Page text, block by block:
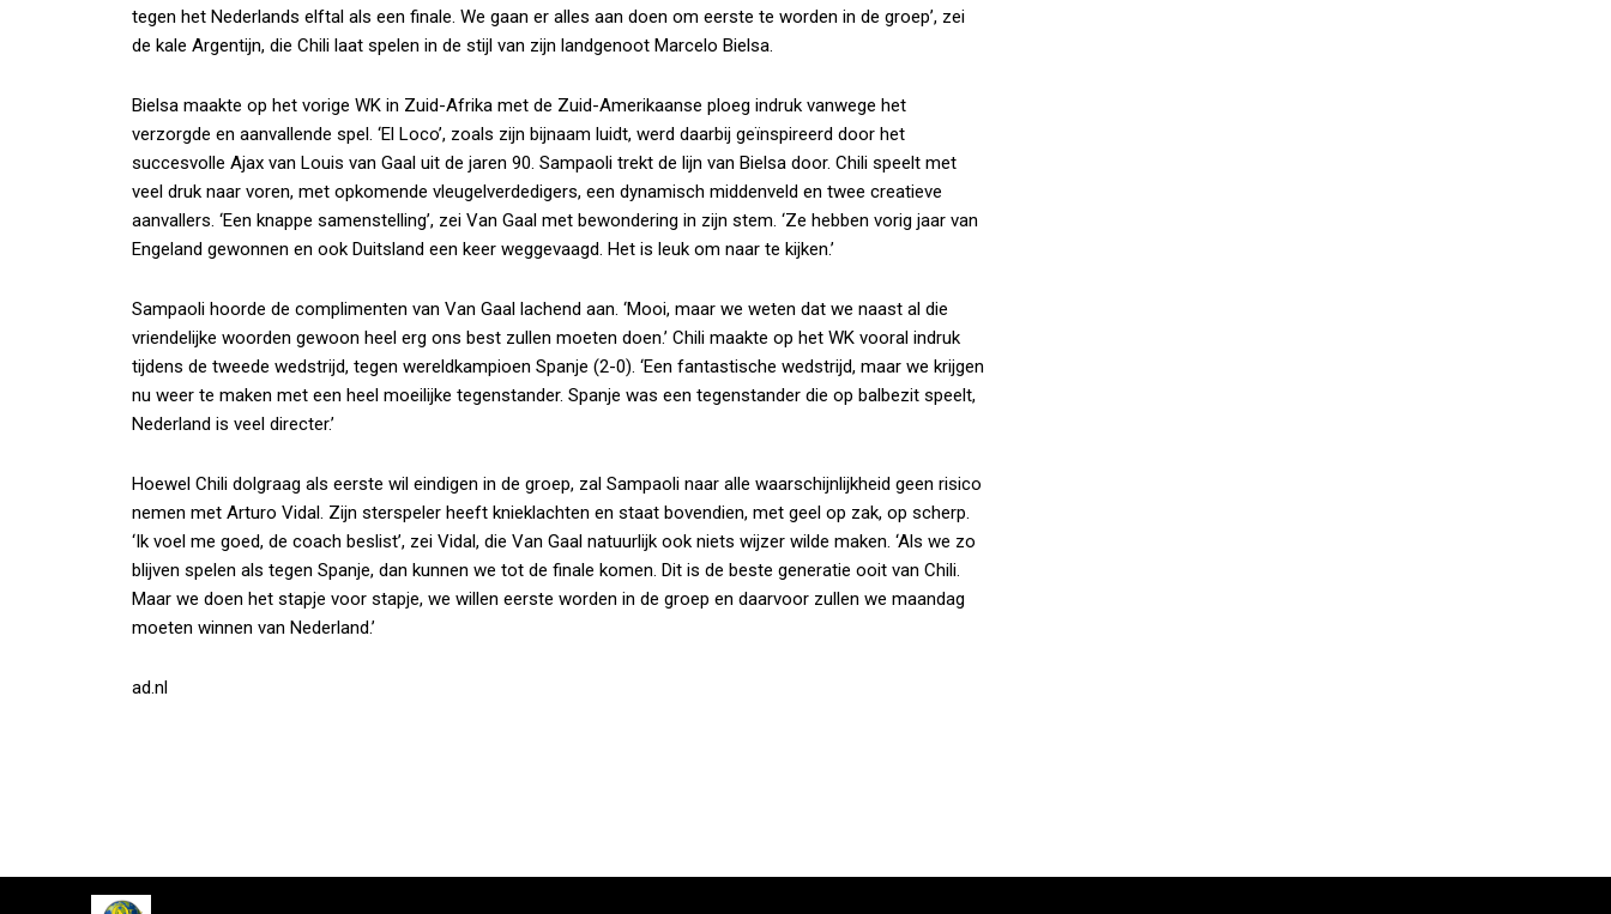
tegen het Nederlands elftal als een finale. We gaan er alles aan doen om eerste te worden in de groep’, zei
de kale Argentijn, die Chili laat spelen in de stijl van zijn landgenoot Marcelo Bielsa.
Bielsa maakte op het vorige WK in Zuid-Afrika met de Zuid-Amerikaanse ploeg indruk vanwege het
verzorgde en aanvallende spel. ‘El Loco’, zoals zijn bijnaam luidt, werd daarbij geïnspireerd door het
succesvolle Ajax van Louis van Gaal uit de jaren 90. Sampaoli trekt de lijn van Bielsa door. Chili speelt met
veel druk naar voren, met opkomende vleugelverdedigers, een dynamisch middenveld en twee creatieve
aanvallers. ‘Een knappe samenstelling’, zei Van Gaal met bewondering in zijn stem. ‘Ze hebben vorig jaar van
Engeland gewonnen en ook Duitsland een keer weggevaagd. Het is leuk om naar te kijken.’
Sampaoli hoorde de complimenten van Van Gaal lachend aan. ‘Mooi, maar we weten dat we naast al die
vriendelijke woorden gewoon heel erg ons best zullen moeten doen.’ Chili maakte op het WK vooral indruk
tijdens de tweede wedstrijd, tegen wereldkampioen Spanje (2-0). ‘Een fantastische wedstrijd, maar we krijgen
nu weer te maken met een heel moeilijke tegenstander. Spanje was een tegenstander die op balbezit speelt,
Nederland is veel directer.’
Hoewel Chili dolgraag als eerste wil eindigen in de groep, zal Sampaoli naar alle waarschijnlijkheid geen risico
nemen met Arturo Vidal. Zijn sterspeler heeft knieklachten en staat bovendien, met geel op zak, op scherp.
‘Ik voel me goed, de coach beslist’, zei Vidal, die Van Gaal natuurlijk ook niets wijzer wilde maken. ‘Als we zo
blijven spelen als tegen Spanje, dan kunnen we tot de finale komen. Dit is de beste generatie ooit van Chili.
Maar we doen het stapje voor stapje, we willen eerste worden in de groep en daarvoor zullen we maandag
moeten winnen van Nederland.’
ad.nl